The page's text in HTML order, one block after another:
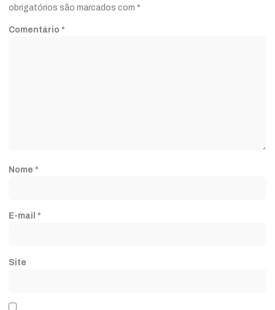
obrigatórios são marcados com *
Comentário *
Nome *
E-mail *
Site